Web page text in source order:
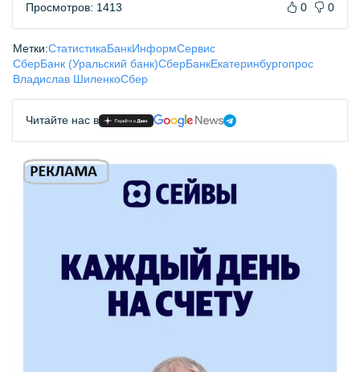
Просмотров: 1413 0 0
Метки:СтатистикаБанкИнформСервис
СберБанк (Уральский банк)СберБанкЕкатеринбургопрос
Владислав ШиленкоСбер
Читайте нас в